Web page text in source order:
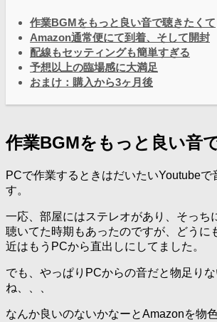
作業BGMをもっと良い音で聴きたくて
Amazon通常便にて到着、そして開封
配線もセッティングも簡単すぎる
予想以上の臨場感に大満足
おまけ：購入から3ヶ月後
作業BGMをもっと良い音
PCで作業するときはだいたいYoutubeで
す。
一応、部屋にはステレオがあり、そっち
聴いてた時期もあったのですが、どうに
近はもうPCから直出しにしてました。
でも、やっぱりPCからの音だと物足り
ね、、、
なんか良いのないかなーとAmazonを物